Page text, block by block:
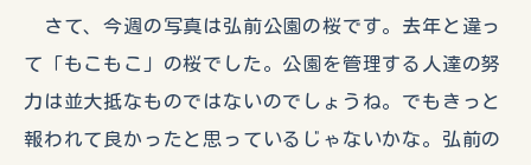
さて、今週の写真は弘前公園の桜です。去年と違っ
て「もこもこ」の桜でした。公園を管理する人達の努
力は並大抵なものではないのでしょうね。でもきっと
報われて良かったと思っているじゃないかな。弘前の